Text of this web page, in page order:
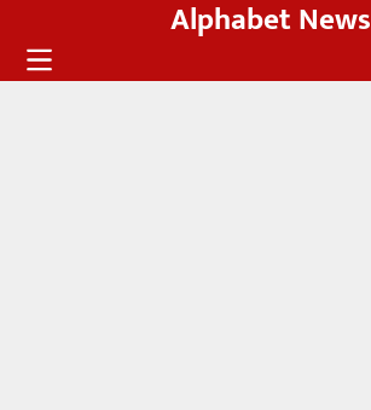
content
Alphabet News